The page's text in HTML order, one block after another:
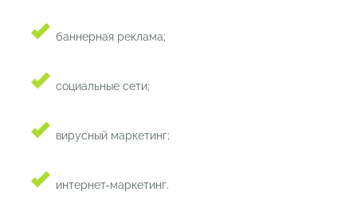
баннерная реклама;
социальные сети;
вирусный маркетинг;
интернет-маркетинг.